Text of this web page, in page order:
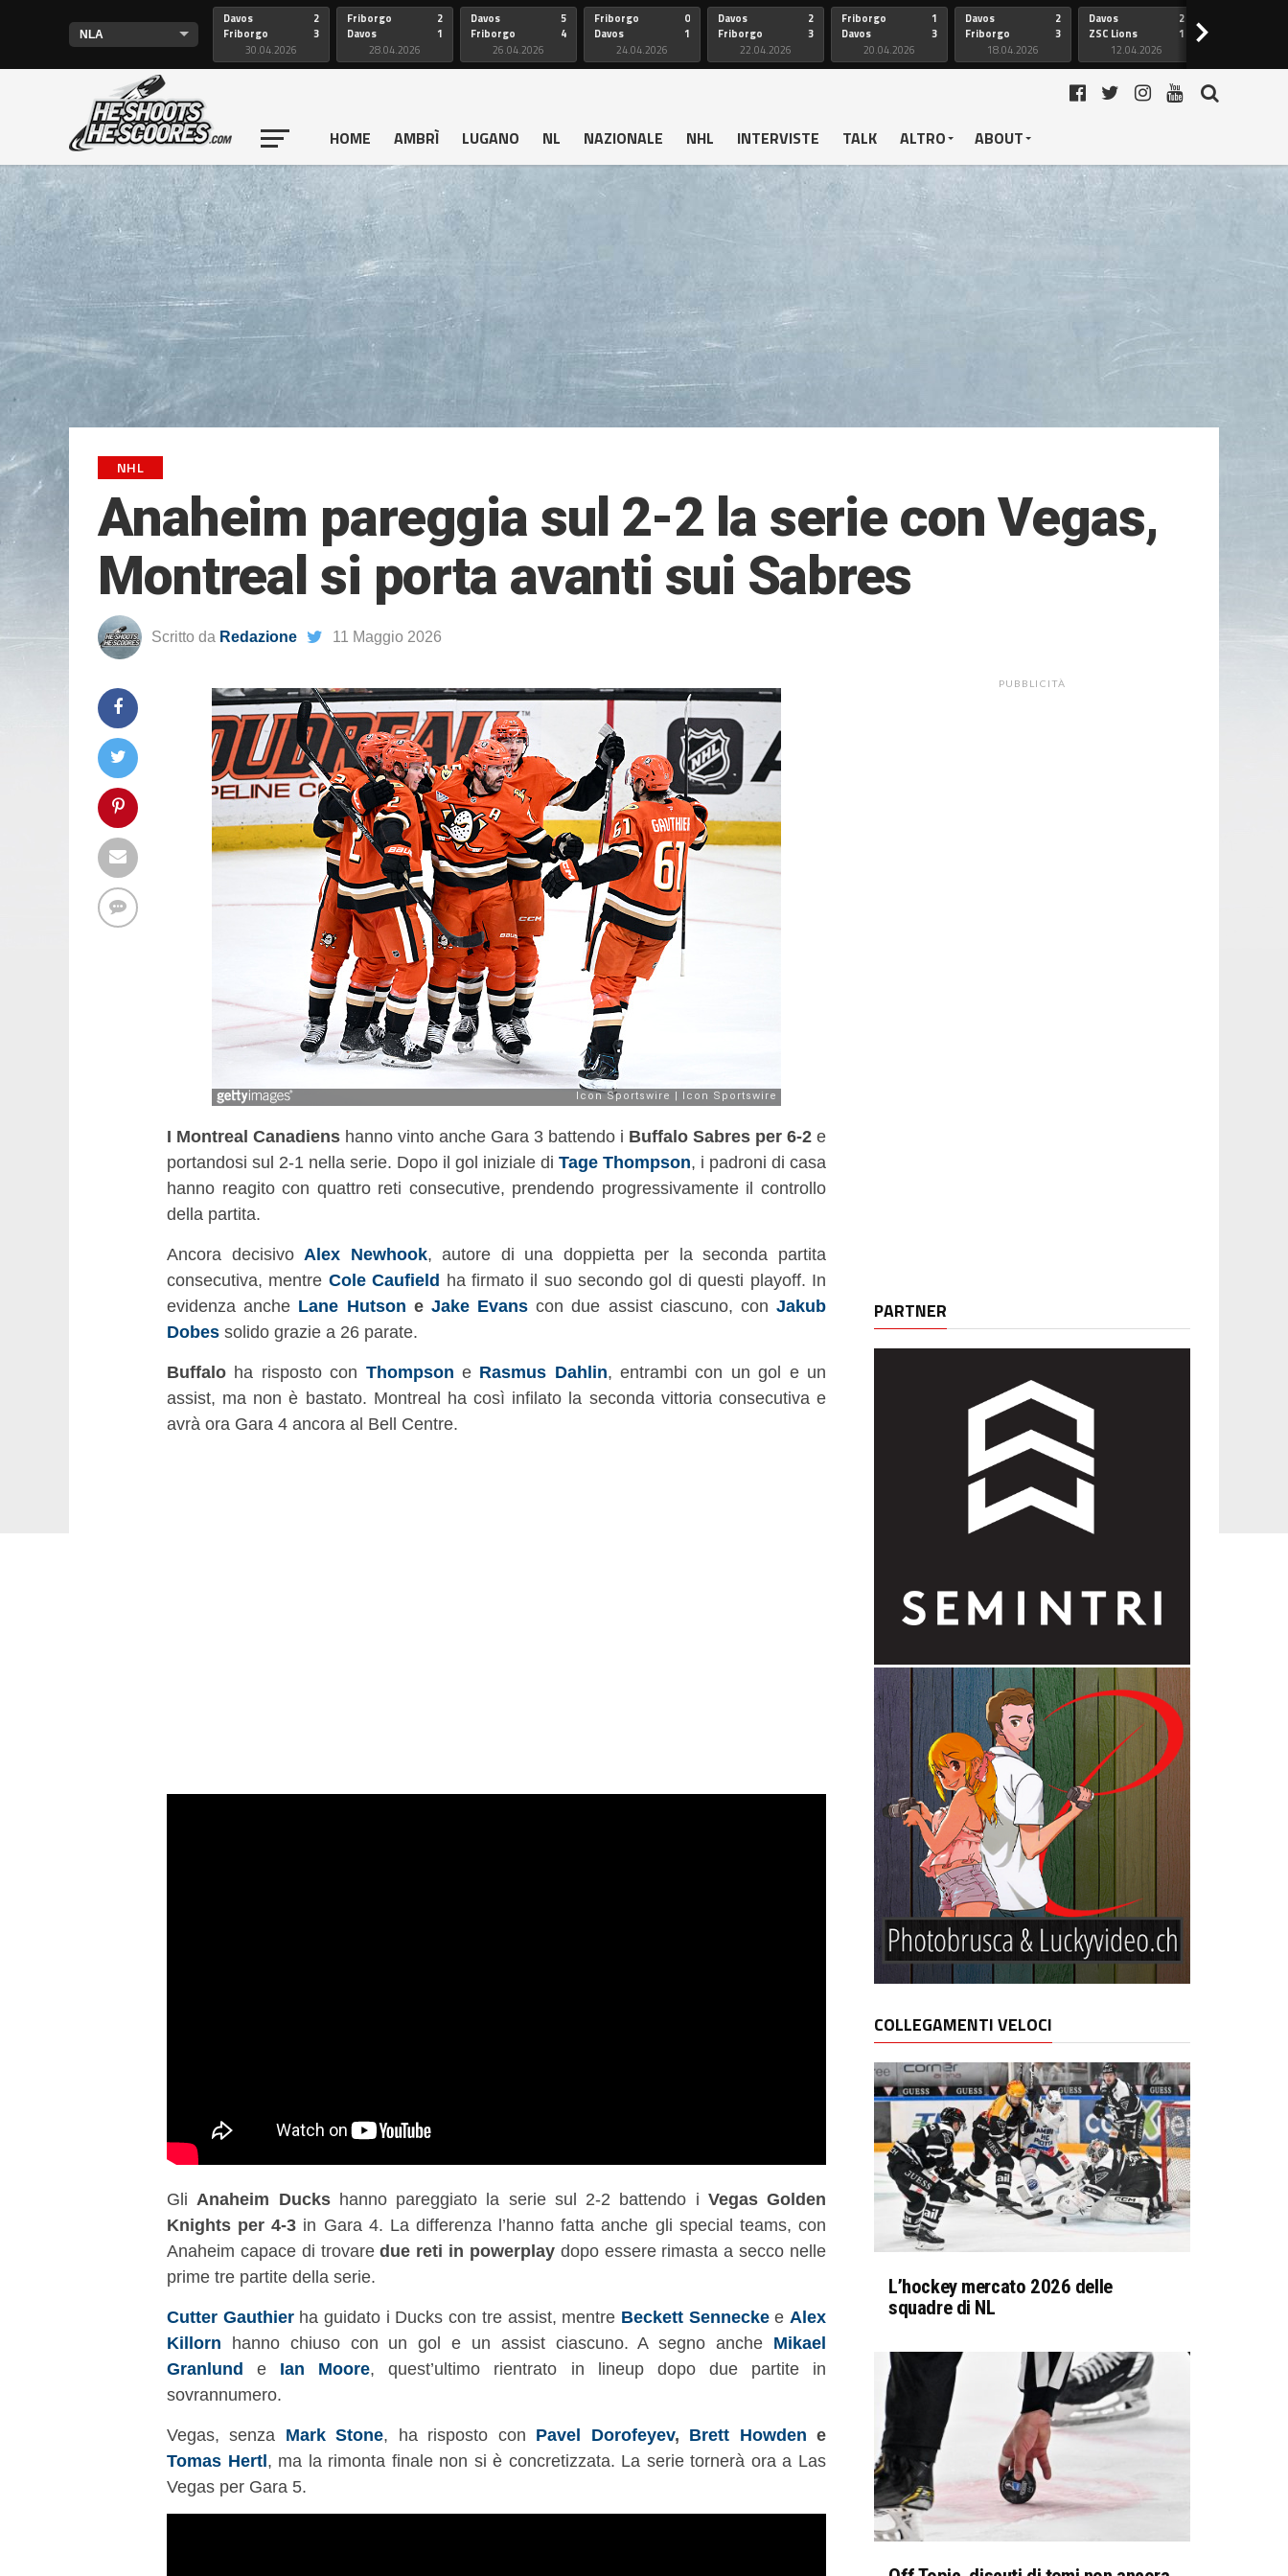
Davos
Friborgo
2
3
30.04.2026
Friborgo
Davos
2
1
28.04.2026
Davos
Friborgo
5
4
26.04.2026
Friborgo
Davos
0
1
24.04.2026
Davos
Friborgo
2
3
22.04.2026
Friborgo
Davos
1
3
20.04.2026
Davos
Friborgo
2
3
18.04.2026
Davos
ZSC Lions
2
1
12.04.2026
>
HOME AMBRÌ LUGANO NL NAZIONALE NHL INTERVISTE TALK ALTRO ABOUT
NHL
Anaheim pareggia sul 2-2 la serie con Vegas,
Montreal si porta avanti sui Sabres
Scritto da Redazione 11 Maggio 2026
I Montreal Canadiens hanno vinto anche Gara 3 battendo i Buffalo Sabres per 6-2 e
portandosi sul 2-1 nella serie. Dopo il gol iniziale di Tage Thompson, i padroni di casa
hanno reagito con quattro reti consecutive, prendendo progressivamente il controllo
della partita.
Ancora decisivo Alex Newhook, autore di una doppietta per la seconda partita
consecutiva, mentre Cole Caufield ha firmato il suo secondo gol di questi playoff. In
evidenza anche Lane Hutson e Jake Evans con due assist ciascuno, conJakub
Dobes solido grazie a 26 parate.
Buffalo ha risposto con Thompson e Rasmus Dahlin, entrambi con un gol e un
assist, ma non è bastato. Montreal ha così infilato la seconda vittoria consecutiva e
avrà ora Gara 4 ancora al Bell Centre.
Gli Anaheim Duckshanno pareggiato la serie sul 2-2 battendo i Vegas Golden
Knights per 4-3 in Gara 4. La differenza l’hanno fatta anche gli special teams, con
Anaheim capace di trovaredue reti in powerplaydopo essere rimasta a secco nelle
prime tre partite della serie.
Cutter Gauthierha guidato i Ducks con tre assist, mentre Beckett Senneckee Alex
Killorn hanno chiuso con un gol e un assist ciascuno. A segno anche Mikael
Granlund e Ian Moore, quest’ultimo rientrato in lineup dopo due partite in
sovrannumero.
Vegas, senza Mark Stone, ha risposto con Pavel Dorofeyev, Brett Howden e
Tomas Hertl, ma la rimonta finale non si è concretizzata. La serie tornerà ora a Las
Vegas per Gara 5.
PUBBLICITÀ
PARTNER
COLLEGAMENTI VELOCI
L’hockey mercato 2026 delle
squadre di NL